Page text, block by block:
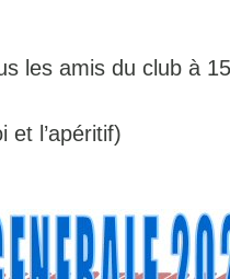
les amis du club à
et l’apéritif)